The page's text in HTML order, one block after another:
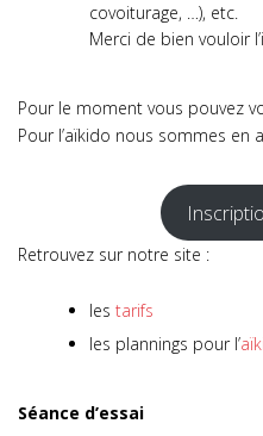
covoiturage, …), etc.
Merci de bien vouloir
Pour le moment vous pouvez
Pour l’aïkido nous sommes en
Retrouvez sur notre site :
les tarifs
les plannings pour l’
Séance d’essai